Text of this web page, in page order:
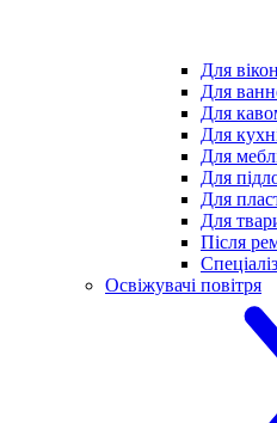
Для вікон
Для
Для
Для
Для
Для
Для
Для
Після
Освіжувачі повітря